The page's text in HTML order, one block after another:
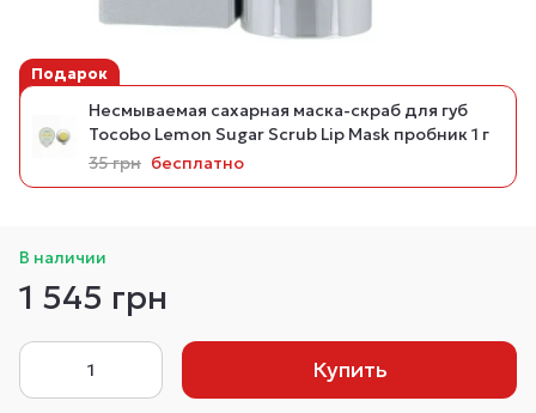
Подарок
Несмываемая сахарная маска-скраб для губ
Tocobo Lemon Sugar Scrub Lip Mask пробник 1 г
35 грн бесплатно
В наличии
1 545 грн
Купить